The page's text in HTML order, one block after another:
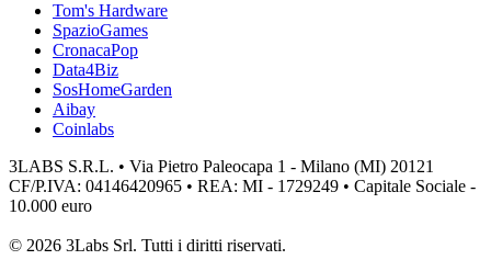
Tom's Hardware
SpazioGames
CronacaPop
Data4Biz
SosHomeGarden
Aibay
Coinlabs
3LABS S.R.L. • Via Pietro Paleocapa 1 - Milano (MI) 20121
CF/P.IVA: 04146420965 • REA: MI - 1729249 • Capitale Sociale -
10.000 euro
© 2026 3Labs Srl. Tutti i diritti riservati.